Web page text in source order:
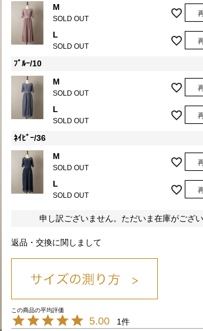
M
SOLD OUT
L
SOLD OUT
ﾌﾞﾙｰ/10
M
SOLD OUT
L
SOLD OUT
ﾈｲﾋﾞｰ/36
M
SOLD OUT
L
SOLD OUT
申し訳ございません。ただいま在庫がござい
返品・交換に関しまして
5.00 1